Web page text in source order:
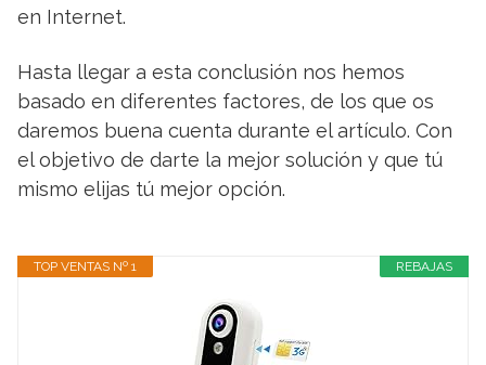
en Internet.
Hasta llegar a esta conclusión nos hemos
basado en diferentes factores, de los que os
daremos buena cuenta durante el artículo. Con
el objetivo de darte la mejor solución y que tú
mismo elijas tú mejor opción.
REBAJAS
TOP VENTAS Nº 1